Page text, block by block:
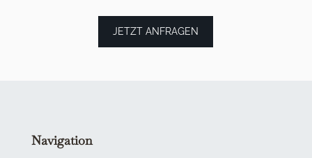
JETZT ANFRAGEN
Navigation